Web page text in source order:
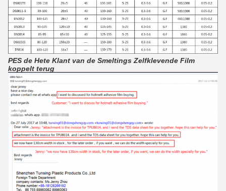
PES de Hete Klant van de Smeltings Zelfklevende Film
koppelt terug